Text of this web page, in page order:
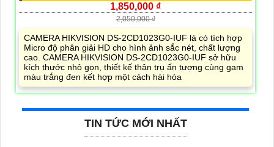
1,850,000 ₫
2,050,000 ₫
CAMERA HIKVISION DS-2CD1023G0-IUF là có tích hợp
Micro độ phân giải HD cho hình ảnh sắc nét, chất lượng
cao. CAMERA HIKVISION DS-2CD1023G0-IUF sở hữu
kích thước nhỏ gọn, thiết kế thân trụ ấn tượng cùng gam
màu trắng đen kết hợp một cách hài hòa
TIN TỨC MỚI NHẤT